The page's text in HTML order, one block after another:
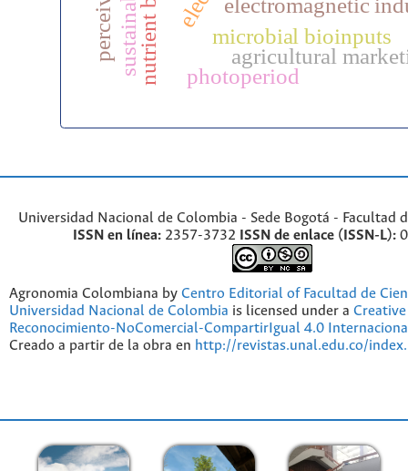
electromagnetic
microbial bioinputs
agricultural
photoperiod
Universidad Nacional de Colombia - Sede Bogotá - Facultad
ISSN en línea: 2357-3732 ISSN de enlace (ISSN-L):
Agronomia Colombiana by Centro Editorial of Facultad de
Universidad Nacional de Colombia is licensed under a
Reconocimiento-NoComercial-CompartirIgual 4.0
Creado a partir de la obra en http://revistas.unal.edu.co/